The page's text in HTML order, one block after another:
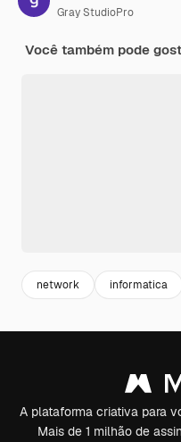
Gray StudioPro
Você também pode
network informatica
A plataforma criativa para
Mais de 1 milhão de